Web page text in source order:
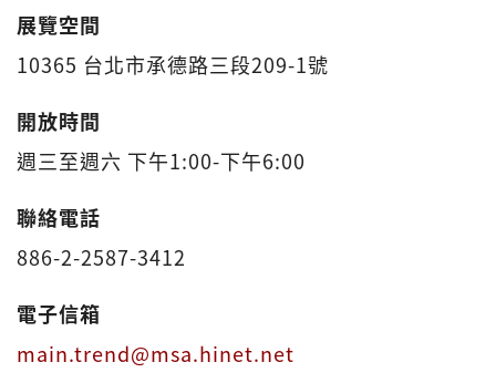
展覽空間
10365 台北市承德路三段209-1號
開放時間
週三至週六 下午1:00-下午6:00
聯絡電話
886-2-2587-3412
電子信箱
main.trend@msa.hinet.net